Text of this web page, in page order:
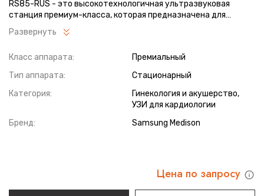
RS85-RUS - это высокотехнологичная ультразвуковая
станция премиум-класса, которая предназначена для
проведения самых сложных диагностических процедур. Она
позволяет врачам значительно расширить возможности в
использованию комплексного подхода в исследованиях, а
также новых возможностей визуализации за счет
применения встроенного искусственного интеллекта и
оптимизированного интерфейса.
Развернуть
Класс аппарата:
Премиальный
Тип аппарата:
Стационарный
Категория:
Гинекология и акушерство,
УЗИ для кардиологии
Бренд:
Samsung Medison
Цена по запросу